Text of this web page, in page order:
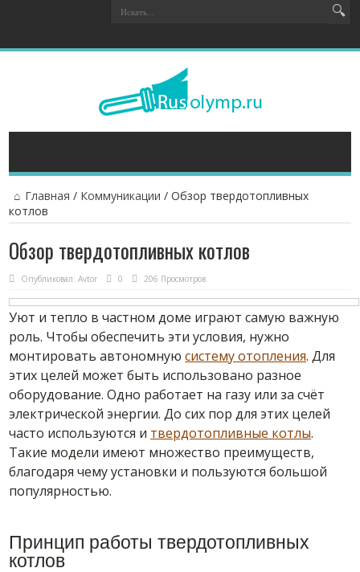
Главная / Коммуникации /Обзор твердотопливных
котлов
Обзор твердотопливных котлов
Опубликовал:Avtor 0 206 Просмотров
Уют и тепло в частном доме играют самую важную
роль. Чтобы обеспечить эти условия, нужно
монтировать автономнуюсистему отопления.Для
этих целей может быть использовано разное
оборудование. Одно работает на газу или за счёт
электрической энергии. До сих пор для этих целей
часто используются и твердотопливные котлы.
Такие модели имеют множество преимуществ,
благодаря чему установки и пользуются большой
популярностью.
Принцип работы твердотопливных
котлов